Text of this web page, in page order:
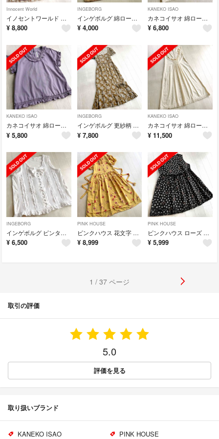
Innocent World
イノセントワールド ドット ボーダー柄 レース クラシカル JSK
¥ 8,800
INGEBORG
インゲボルグ 綿ローン レース お花 刺繍 白 7分袖 チュニック ブラウス
¥ 4,000
KANEKO ISAO
カネコイサオ 綿ローン 生成色 ピコフリル ブラウス
¥ 6,800
KANEKO ISAO
カネコイサオ 綿ローン ピコレース フリル 三つ編み ブラウス
¥ 5,800
INGEBORG
インゲボルグ 更紗柄 襟透かし編み お花モチーフ マーメイド ワンピース
¥ 7,800
KANEKO ISAO
カネコイサオ 綿ローン 生成色 倒しタック レース フリル ワンピース タブリエ
¥ 11,500
INGEBORG
インゲボルグ ピンタック ピコフリル 白 ブラウス
¥ 6,500
PINK HOUSE
ピンクハウス 花文字 リボン 花柄 ピコレース ポリ ワンピース
¥ 8,999
PINK HOUSE
ピンクハウス ローズ ロゴリボン ピコフリル 黒 チュニック ブラウス
¥ 5,999
1 / 37 ページ
取引の評価
5.0
評価を見る
取り扱いブランド
KANEKO ISAO
PINK HOUSE